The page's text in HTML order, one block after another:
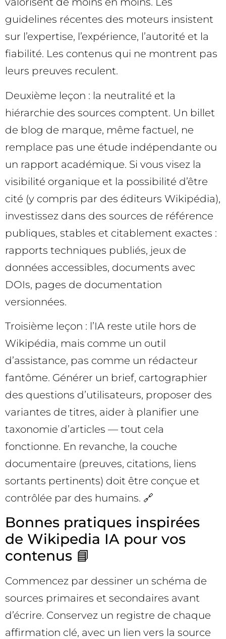
guidelines récentes des moteurs insistent
sur l’expertise, l’expérience, l’autorité et la
fiabilité. Les contenus qui ne montrent pas
leurs preuves reculent.
Deuxième leçon : la neutralité et la
hiérarchie des sources comptent. Un billet
de blog de marque, même factuel, ne
remplace pas une étude indépendante ou
un rapport académique. Si vous visez la
visibilité organique et la possibilité d’être
cité (y compris par des éditeurs Wikipédia),
investissez dans des sources de référence
publiques, stables et citablement exactes :
rapports techniques publiés, jeux de
données accessibles, documents avec
DOIs, pages de documentation
versionnées.
Troisième leçon : l’IA reste utile hors de
Wikipédia, mais comme un outil
d’assistance, pas comme un rédacteur
fantôme. Générer un brief, cartographier
des questions d’utilisateurs, proposer des
variantes de titres, aider à planifier une
taxonomie d’articles — tout cela
fonctionne. En revanche, la couche
documentaire (preuves, citations, liens
sortants pertinents) doit être conçue et
contrôlée par des humains. 🔗
Bonnes pratiques inspirées
de Wikipedia IA pour vos
contenus 📘
Commencez par dessiner un schéma de
sources primaires et secondaires avant
d’écrire. Conservez un registre de chaque
affirmation clé, avec un lien vers la source